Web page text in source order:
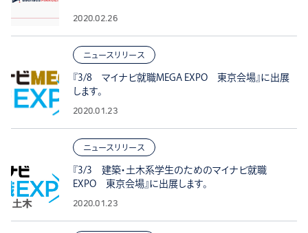
2020.02.26
ニュースリリース
『3/8 マイナビ就職MEGA EXPO 東京会場』に出展
します。
2020.01.23
ニュースリリース
『3/3 建築・土木系学生のためのマイナビ就職
EXPO 東京会場』に出展します。
2020.01.23